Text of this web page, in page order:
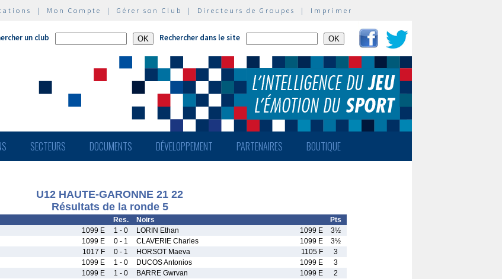
| Mon Compte | Gérer son Club | Directeurs de Groupes | Imprimer
un club Rechercher dans le site
SECTEURS DOCUMENTS DÉVELOPPEMENT PARTENAIRES BOUTIQUE
U12 HAUTE-GARONNE 21 22
Résultats de la ronde 5
Res. Noirs
Pts
1099 E 1 - 0 LORIN Ethan 1099 E
3½
1099 E 0 - 1 CLAVERIE Charles 1099 E
3½
1017 F 0 - 1 HORSOT Maeva 1105 F
3
1099 E 1 - 0 DUCOS Antonios 1099 E
3
1099 E 1 - 0 BARRE Gwrvan 1099 E
2